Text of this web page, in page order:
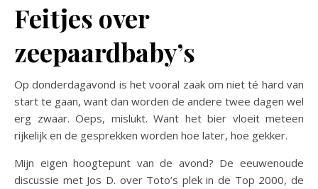
Feitjes over
zeepaardbaby’s
Op donderdagavond is het vooral zaak om niet té hard van
start te gaan, want dan worden de andere twee dagen wel
erg zwaar. Oeps, mislukt. Want het bier vloeit meteen
rijkelijk en de gesprekken worden hoe later, hoe gekker.
Mijn eigen hoogtepunt van de avond? De eeuwenoude
discussie met Jos D. over Toto’s plek in de Top 2000, de